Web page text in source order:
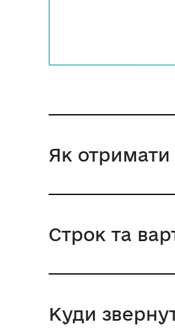
Як отримати
Строк та
Куди